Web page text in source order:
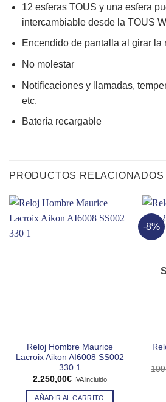
12 esferas TOUS y una esfera
intercambiable desde la TOUS
Encendido de pantalla al girar la
No molestar
Notificaciones y llamadas,
etc.
Batería recargable
PRODUCTOS RELACIONADOS
Reloj Hombre Maurice
Lacroix Aikon AI6008 SS002
330 1
2.250,00€ IVA incluido
AÑADIR AL CARRITO
-8%